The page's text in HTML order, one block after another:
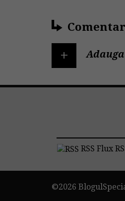
+
RSS Flux
©2026